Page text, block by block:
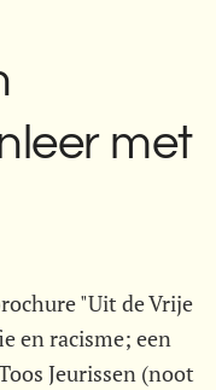
met
"Uit de Vrije
en racisme; een
Jeurissen (noot